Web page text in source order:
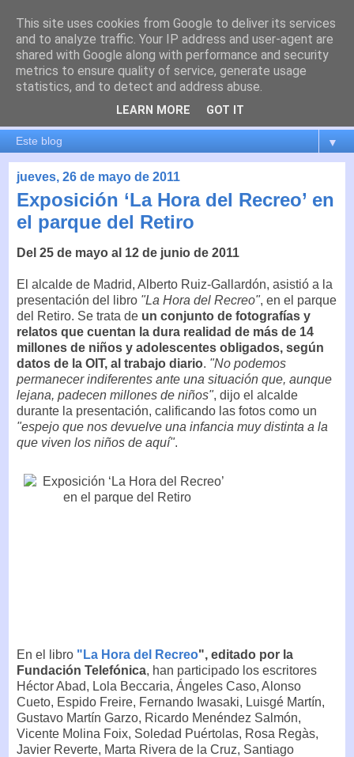
es por madrid
El blog de Madrid y su actualidad, proyectos, transporte,
movilidad, arquitectura, participación, medio ambiente,
educación, empleo, ...
▼
jueves, 26 de mayo de 2011
Exposición ‘La Hora del Recreo’ en
el parque del Retiro
Del 25 de mayo al 12 de junio de 2011
El alcalde de Madrid, Alberto Ruiz-Gallardón, asistió a la
presentación del libro "La Hora del Recreo", en el parque
del Retiro. Se trata de un conjunto de fotografías y
relatos que cuentan la dura realidad de más de 14
millones de niños y adolescentes obligados, según
datos de la OIT, al trabajo diario. "No podemos
permanecer indiferentes ante una situación que, aunque
lejana, padecen millones de niños", dijo el alcalde
durante la presentación, calificando las fotos como un
"espejo que nos devuelve una infancia muy distinta a la
que viven los niños de aquí".
En el libro "La Hora del Recreo", editado por la
Fundación Telefónica, han participado los escritores
Héctor Abad, Lola Beccaria, Ángeles Caso, Alonso
Cueto, Espido Freire, Fernando Iwasaki, Luisgé Martín,
Gustavo Martín Garzo, Ricardo Menéndez Salmón,
Vicente Molina Foix, Soledad Puértolas, Rosa Regàs,
Javier Reverte, Marta Rivera de la Cruz, Santiago
This site uses cookies from Google to deliver its services
and to analyze traffic. Your IP address and user-agent are
shared with Google along with performance and security
metrics to ensure quality of service, generate usage
statistics, and to detect and address abuse.
LEARN MORE GOT IT